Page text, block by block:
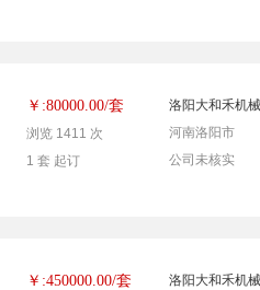
￥:80000.00/套
浏览 1411 次
1 套 起订
洛阳大和禾机
河南洛阳市
公司未核实
￥:450000.00/套
洛阳大和禾机